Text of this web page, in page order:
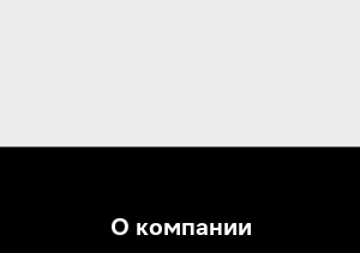
О компании